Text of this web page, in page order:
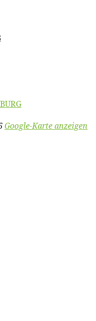
Google-Karte anzeigen